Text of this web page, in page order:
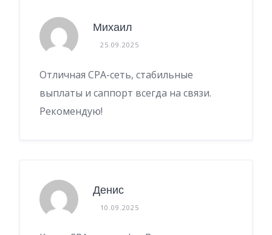
Михаил
25.09.2025
Отличная CPA-сеть, стабильные
выплаты и саппорт всегда на связи.
Рекомендую!
Денис
10.09.2025